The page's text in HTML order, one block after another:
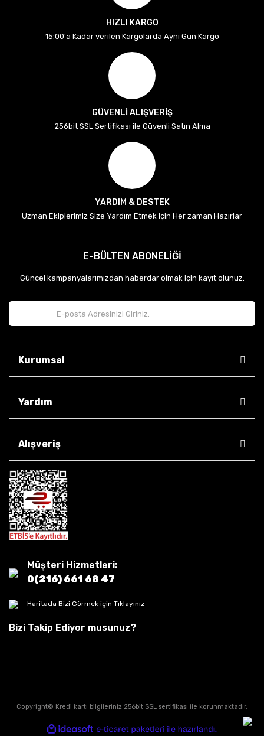
HIZLI KARGO
15:00'a Kadar verilen Kargolarda Aynı Gün Kargo
GÜVENLİ ALIŞVERİŞ
256bit SSL Sertifikası ile Güvenli Satın Alma
YARDIM & DESTEK
Uzman Ekiplerimiz Size Yardım Etmek için Her zaman Hazırlar
E-BÜLTEN ABONELİĞİ
Güncel kampanyalarımızdan haberdar olmak için kayıt olunuz.
Kurumsal
Yardım
Alışveriş
Müşteri Hizmetleri:
0(216) 661 68 47
Haritada Bizi Görmek için Tıklayınız
Bizi Takip Ediyor musunuz?
Copyright© Kredi kartı bilgileriniz 256bit SSL sertifikası ile korunmaktadır.
ideasoft
e-